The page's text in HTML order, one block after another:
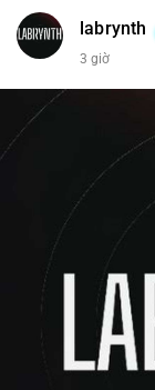
labrynth
3 giờ